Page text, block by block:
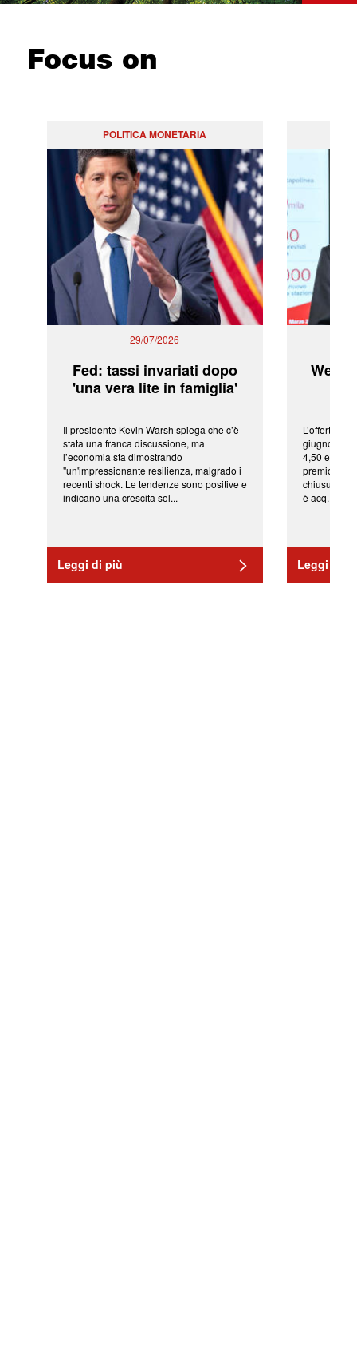
Focus on
POLITICA MONETARIA
29/07/2026
Fed: tassi invariati dopo
'una vera lite in famiglia'
Il presidente Kevin Warsh spiega che c’è
stata una franca discussione, ma
l’economia sta dimostrando
"un'impressionante resilienza, malgrado i
recenti shock. Le tendenze sono positive e
indicano una crescita sol...
Leggi di più
L’offerta
giugno da
4,50 euro
premio di
chiusura
è acq...
Leggi di